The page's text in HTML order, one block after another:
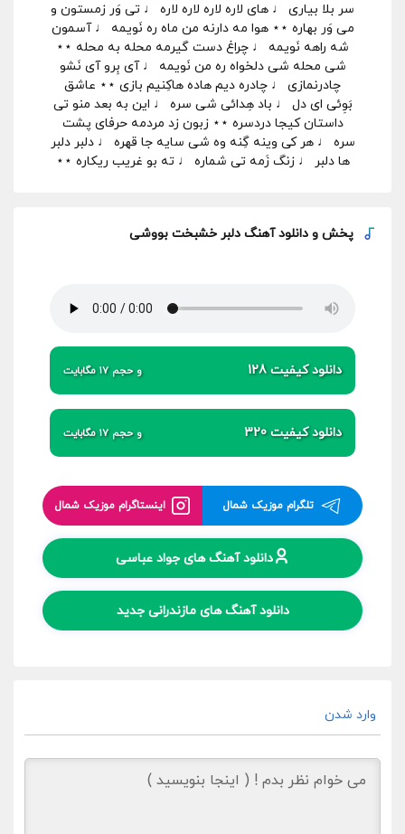
سر بلا بیاری ♩ های لاره لاره لاره لاره ♩ تی وَر زمستون و
می وَر بهاره ⋆⋆ هوا مه دارنه من ماه ره نَویمه ♩ آسمون
شه راهه نَویمه ♩ چراغ دست گیرمه محله به محله ⋆⋆
شی محله شی دلخواه ره من نَویمه ♩ آی بِرو آی نَشو
چادرنمازی ♩ چادره دیم هاده هاکِنیم بازی ⋆⋆ عاشق
بَوِئی ای دل ♩ باد هِدائی شی سره ♩ این به بعد منو تی
داستان کیجا دردسره ⋆⋆ زبون زد مردمه حرفای پشت
سره ♩ هر کی وینه گِنه وه شی سایه جا قهره ♩ دلبر دلبر
ها دلبر ♩ زنگ زَمه تی شماره ♩ ته بو غریب ریکاره ⋆⋆
پخش و دانلود آهنگ دلبر خشبخت بووشی
دانلود کیفیت 128 و حجم 17 مگابایت
دانلود کیفیت 320 و حجم 17 مگابایت
تلگرام موزیک شمال اینستاگرام موزیک شمال
دانلود آهنگ های جواد عباسی
دانلود آهنگ های مازندرانی جدید
وارد شدن